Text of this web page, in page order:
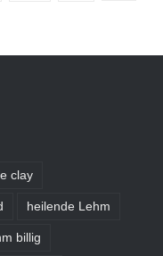
clay
heilende Lehm
billig